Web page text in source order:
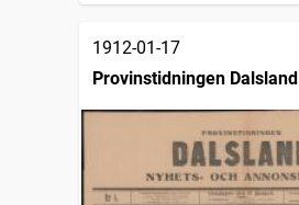
1912-01-17
Provinstidningen Dalsland